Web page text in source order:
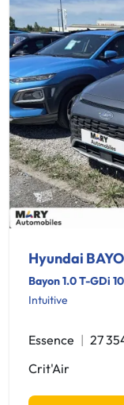
Hyundai
Bayon 1.0 T-GDi
Intuitive
Essence 27
Crit'Air